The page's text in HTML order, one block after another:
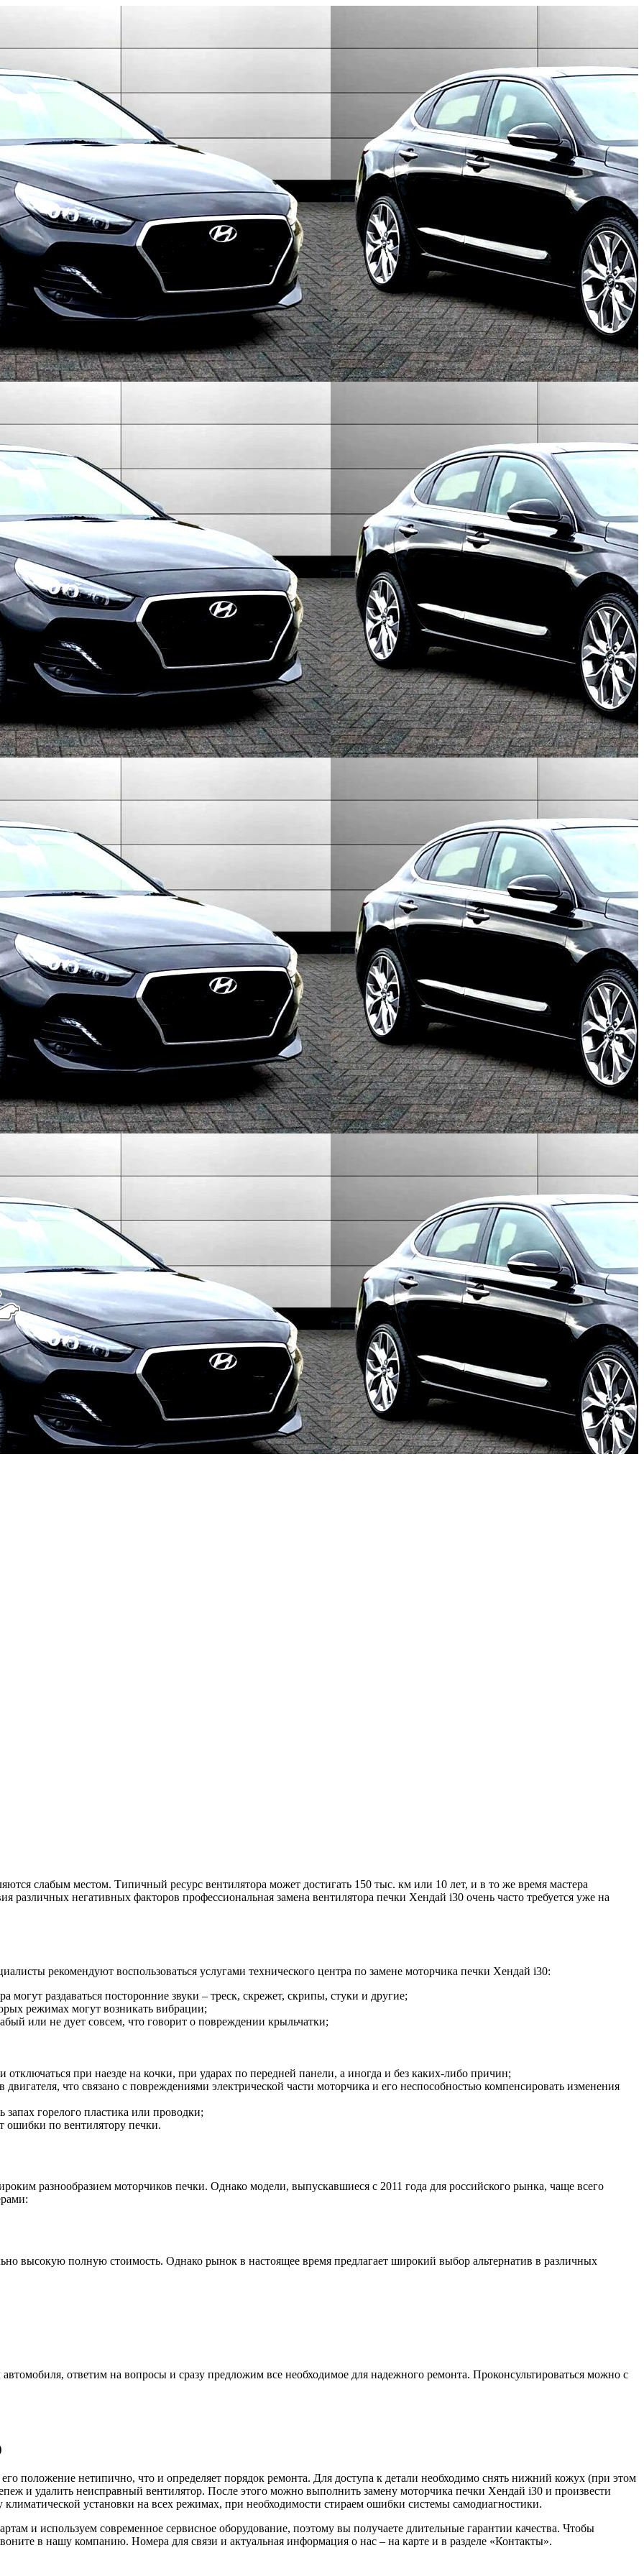
слабым местом. Типичный ресурс вентилятора может достигать 150 тыс. км или 10 лет, и в то же время мастера
различных негативных факторов профессиональная замена вентилятора печки Хендай i30 очень часто требуется уже на
рекомендуют воспользоваться услугами технического центра по замене моторчика печки Хендай i30:
раздаваться посторонние звуки – треск, скрежет, скрипы, стуки и другие;
режимах могут возникать вибрации;
или не дует совсем, что говорит о повреждении крыльчатки;
отключаться при наезде на кочки, при ударах по передней панели, а иногда и без каких-либо причин;
двигателя, что связано с повреждениями электрической части моторчика и его неспособностью компенсировать изменения
горелого пластика или проводки;
ошибки по вентилятору печки.
разнообразием моторчиков печки. Однако модели, выпускавшиеся с 2011 года для российского рынка, чаще всего
высокую полную стоимость. Однако рынок в настоящее время предлагает широкий выбор альтернатив в различных
ответим на вопросы и сразу предложим все необходимое для надежного ремонта. Проконсультироваться можно с
положение нетипично, что и определяет порядок ремонта. Для доступа к детали необходимо снять нижний кожух (при этом
и удалить неисправный вентилятор. После этого можно выполнить замену моторчика печки Хендай i30 и произвести
установки на всех режимах, при необходимости стираем ошибки системы самодиагностики.
и используем современное сервисное оборудование, поэтому вы получаете длительные гарантии качества. Чтобы
в нашу компанию. Номера для связи и актуальная информация о нас – на карте и в разделе «Контакты».